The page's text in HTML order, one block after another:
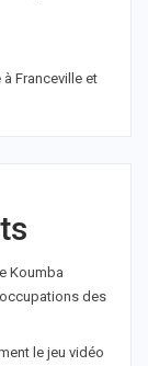
Franceville et
Koumba
des
le jeu vidéo